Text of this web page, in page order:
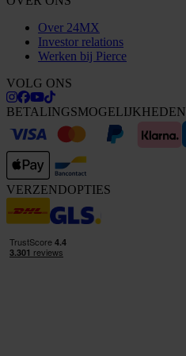
Over 24MX
Investor relations
Werken bij Pierce
VOLG ONS
BETALINGSMOGELIJKHEDEN
VERZENDOPTIES